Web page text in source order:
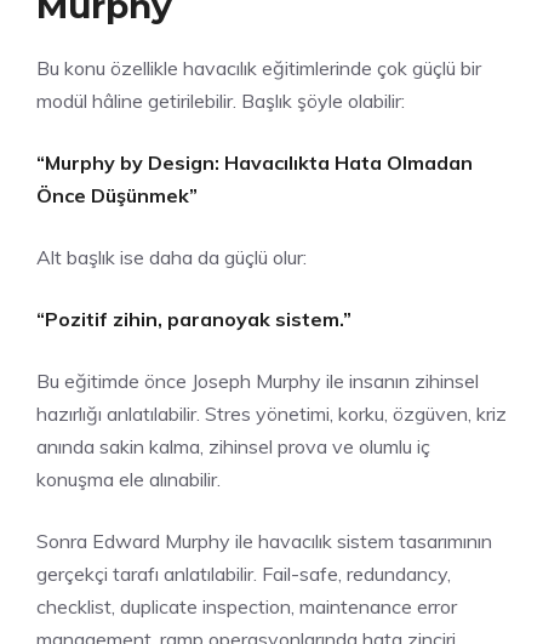
Bu konu özellikle havacılık eğitimlerinde çok güçlü bir
modül hâline getirilebilir. Başlık şöyle olabilir:
“Murphy by Design: Havacılıkta Hata Olmadan
Önce Düşünmek”
Alt başlık ise daha da güçlü olur:
“Pozitif zihin, paranoyak sistem.”
Bu eğitimde önce Joseph Murphy ile insanın zihinsel
hazırlığı anlatılabilir. Stres yönetimi, korku, özgüven, kriz
anında sakin kalma, zihinsel prova ve olumlu iç
konuşma ele alınabilir.
Sonra Edward Murphy ile havacılık sistem tasarımının
gerçekçi tarafı anlatılabilir. Fail-safe, redundancy,
checklist, duplicate inspection, maintenance error
management, ramp operasyonlarında hata zinciri,